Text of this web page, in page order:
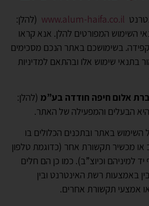
www.alum-haifa.co.il (להלן:
השימוש המפורטים להלן. אנא קראו
בשימושכם באתר הנכם מסכימים
בתנאי שימוש אלו ובהתאם למדיניות
אלום חיפה חודדה בע”מ (להלן:
הבעלים והמפעילה של האתר.
באתר ובתכנים הכלולים בו
מכשיר תקשורת אחר (כדוגמת טלפון
למיניהם וכיוצ”ב). כמו כן הם חלים
באמצעות רשת האינטרנט ובין
אמצעי תקשורת אחרים.